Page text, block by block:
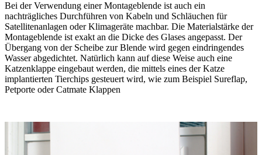
Bei der Verwendung einer Montageblende ist auch ein
nachträgliches Durchführen von Kabeln und Schläuchen für
Satellitenanlagen oder Klimageräte machbar. Die Materialstärke der
Montageblende ist exakt an die Dicke des Glases angepasst. Der
Übergang von der Scheibe zur Blende wird gegen eindringendes
Wasser abgedichtet. Natürlich kann auf diese Weise auch eine
Katzenklappe eingebaut werden, die mittels eines der Katze
implantierten Tierchips gesteuert wird, wie zum Beispiel Sureflap,
Petporte oder Catmate Klappen